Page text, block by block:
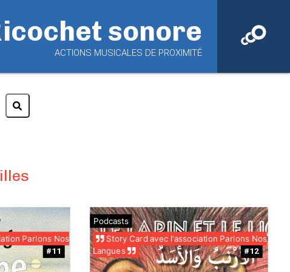
sonore
ACTIONS MUSICALES DE PROXIMITÉ
Parlons Nos
#11
Podcasts
Story Card avec l'association Parlons Nos
Langues
#12